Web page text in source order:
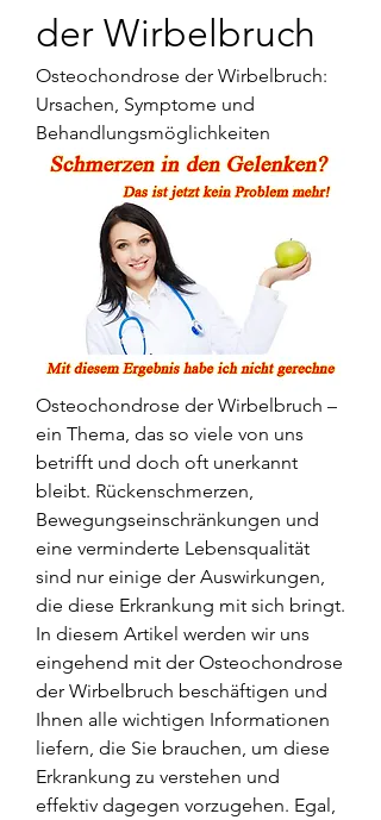
der Wirbelbruch
Osteochondrose der Wirbelbruch:
Ursachen, Symptome und
Behandlungsmöglichkeiten
Osteochondrose der Wirbelbruch –
ein Thema, das so viele von uns
betrifft und doch oft unerkannt
bleibt. Rückenschmerzen,
Bewegungseinschränkungen und
eine verminderte Lebensqualität
sind nur einige der Auswirkungen,
die diese Erkrankung mit sich bringt.
In diesem Artikel werden wir uns
eingehend mit der Osteochondrose
der Wirbelbruch beschäftigen und
Ihnen alle wichtigen Informationen
liefern, die Sie brauchen, um diese
Erkrankung zu verstehen und
effektiv dagegen vorzugehen. Egal,